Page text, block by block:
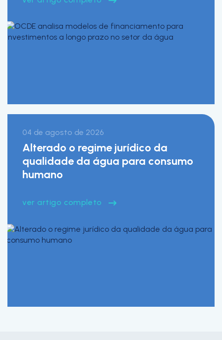
04 de agosto de 2026
Alterado o regime jurídico da
qualidade da água para consumo
humano
ver artigo completo